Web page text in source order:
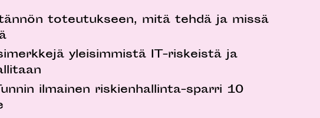
toteutukseen, mitä tehdä ja missä
yleisimmistä IT-riskeistä ja
ilmainen riskienhallinta-sparri 10